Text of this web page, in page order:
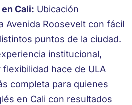
Cali: Ubicación
Avenida Roosevelt con fácil
puntos de la ciudad.
institucional,
hace de ULA
completa para quienes
en Cali con resultados